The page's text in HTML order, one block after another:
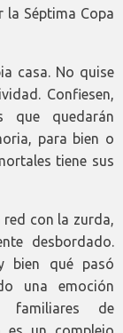
la Séptima Copa
casa. No quise
Confiesen,
que quedarán
para bien o
tiene sus
con la zurda,
desbordado.
bien qué pasó
una emoción
familiares de